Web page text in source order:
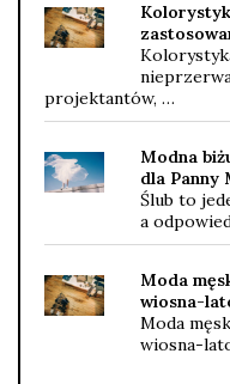
projektantów, …
Modna
dla Panny
Ślub to
a
Moda
wiosna-
Moda
wiosna-